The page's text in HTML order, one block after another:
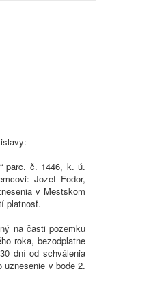
parc. č. 1446, k. ú.
Jozef Fodor,
v Mestskom
platnosť.
na časti pozemku
roka, bezodplatne
dní od schválenia
v bode 2.